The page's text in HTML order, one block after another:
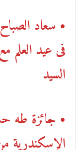
• سعاد
فى عيد
السيد
• جائزة طه
الإسكندرية